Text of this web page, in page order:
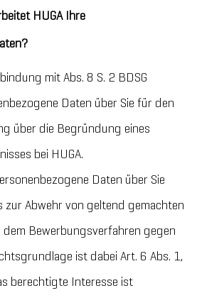
HUGA Ihre
mit Abs. 8 S. 2 BDSG
Daten über Sie für den
über die Begründung eines
bei HUGA.
Daten über Sie
zur Abwehr von geltend gemachten
Bewerbungsverfahren gegen
ist dabei Art. 6 Abs. 1,
berechtigte Interesse ist